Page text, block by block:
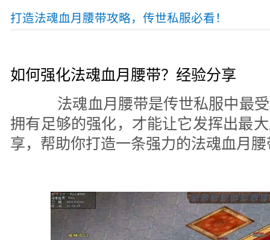
打造法魂血月腰带攻略，传世私服必看！
如何强化法魂血月腰带？经验分享
法魂血月腰带是传世私服中最受
拥有足够的强化，才能让它发挥出最
享，帮助你打造一条强力的法魂血月